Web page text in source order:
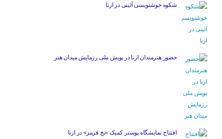
شکوه خوشنویسی آئینی در ازنا
حضور هنرمندان ازنا در پویش ملی رزمایش میدان هنر
افتتاح نمایشگاه پوستر کمیک «نخ قرمز» در ازنا